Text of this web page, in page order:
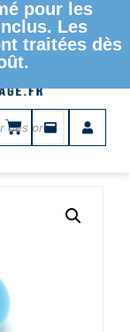
pour les
Les
traitées dès
À